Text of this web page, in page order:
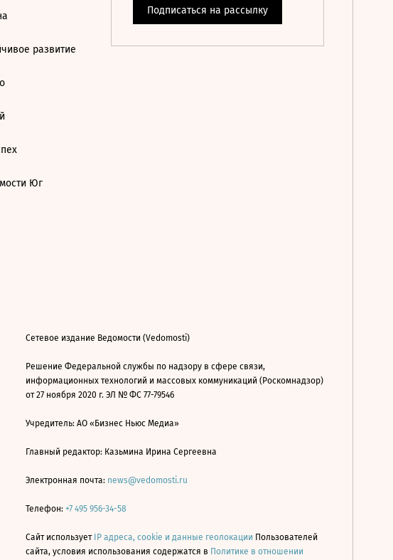
развитие
Юг
Сетевое издание Ведомости (Vedomosti)
Решение Федеральной службы по надзору в сфере связи,
информационных технологий и массовых коммуникаций (Роскомнадзор)
от 27 ноября 2020 г. ЭЛ № ФС 77-79546
Учредитель: АО «Бизнес Ньюс Медиа»
Главный редактор: Казьмина Ирина Сергеевна
Электронная почта: news@vedomosti.ru
Телефон: +7 495 956-34-58
Сайт использует IP адреса, cookie и данные геолокации Пользователей
сайта, условия использования содержатся в Политике в отношении